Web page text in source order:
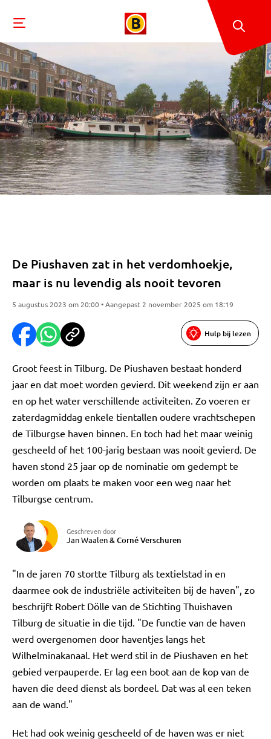
De Piushaven zat in het verdomhoekje,
maar is nu levendig als nooit tevoren
5 augustus 2023 om 20:00 • Aangepast 2 november 2025 om 18:19
Hulp bij lezen
Groot feest in Tilburg. De Piushaven bestaat honderd
jaar en dat moet worden gevierd. Dit weekend zijn er aan
en op het water verschillende activiteiten. Zo voeren er
zaterdagmiddag enkele tientallen oudere vrachtschepen
de Tilburgse haven binnen. En toch had het maar weinig
gescheeld of het 100-jarig bestaan was nooit gevierd. De
haven stond 25 jaar op de nominatie om gedempt te
worden om plaats te maken voor een weg naar het
Tilburgse centrum.
Geschreven door
Jan Waalen&Corné Verschuren
"In de jaren 70 stortte Tilburg als textielstad in en
daarmee ook de industriële activiteiten bij de haven", zo
beschrijft Robert Dölle van de Stichting Thuishaven
Tilburg de situatie in die tijd. "De functie van de haven
werd overgenomen door haventjes langs het
Wilhelminakanaal. Het werd stil in de Piushaven en het
gebied verpauperde. Er lag een boot aan de kop van de
haven die deed dienst als bordeel. Dat was al een teken
aan de wand."
Het had ook weinig gescheeld of de haven was er niet